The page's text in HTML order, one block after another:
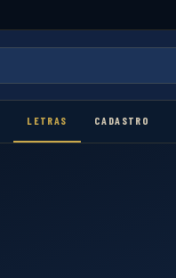
LETRAS CADASTRO